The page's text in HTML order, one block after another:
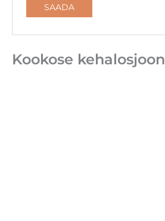
Kookose kehalosjoon